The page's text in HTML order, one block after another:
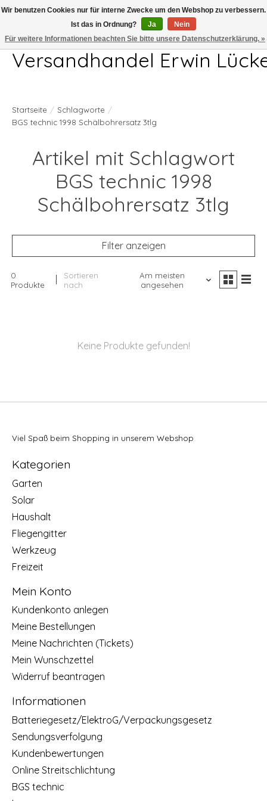
Telefon 04407 715872 MO-DO 7.00-17.00Uhr FR 7.00-13.00Uhr
Versandhandel Erwin
Startseite / Schlagworte /
BGS technic 1998 Schälbohrersatz 3tlg
Artikel mit Schlagwort
BGS technic 1998
Schälbohrersatz 3tlg
Filter anzeigen
0
Produkte
Sortieren
nach
Am meisten
angesehen
Keine Produkte gefunden!
Viel Spaß beim Shopping in unserem Webshop
Kategorien
Garten
Solar
Haushalt
Fliegengitter
Werkzeug
Freizeit
Mein Konto
Kundenkonto anlegen
Meine Bestellungen
Meine Nachrichten (Tickets)
Mein Wunschzettel
Widerruf beantragen
Informationen
Batteriegesetz/ElektroG/Verpackungsgesetz
Sendungsverfolgung
Kundenbewertungen
Online Streitschlichtung
BGS technic
Wir benutzen Cookies nur für interne Zwecke um den Webshop zu verbessern.
Ist das in Ordnung?
Ja
Nein
Für weitere Informationen beachten Sie bitte unsere Datenschutzerklärung. »